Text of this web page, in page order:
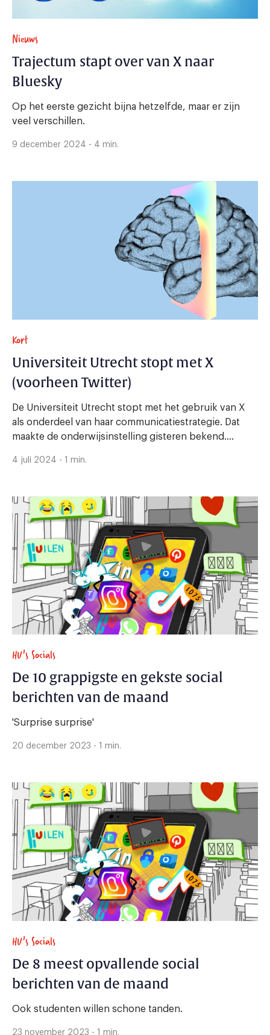
Nieuws
Trajectum stapt over van X naar
Bluesky
Op het eerste gezicht bijna hetzelfde, maar er zijn
veel verschillen.
9 december 2024 - 4 min.
Kort
Universiteit Utrecht stopt met X
(voorheen Twitter)
De Universiteit Utrecht stopt met het gebruik van X
als onderdeel van haar communicatiestrategie. Dat
maakte de onderwijsinstelling gisteren bekend....
4 juli 2024 - 1 min.
HU's Socials
De 10 grappigste en gekste social
berichten van de maand
'Surprise surprise'
20 december 2023 - 1 min.
HU's Socials
De 8 meest opvallende social
berichten van de maand
Ook studenten willen schone tanden.
23 november 2023 - 1 min.